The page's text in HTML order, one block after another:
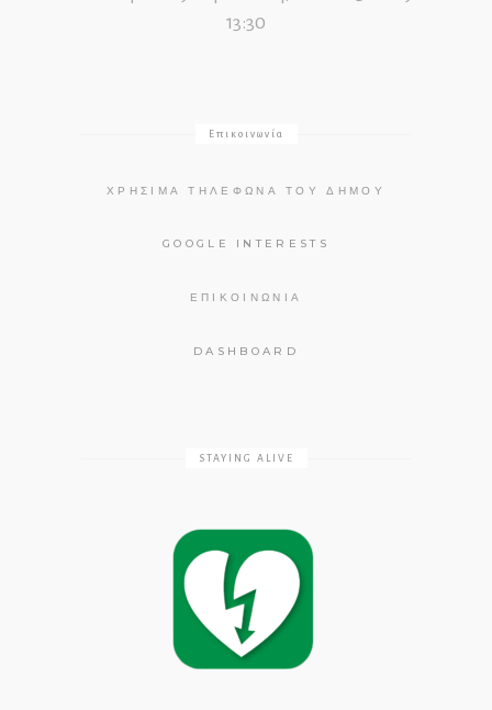
13:30
Επικοινωνία
ΧΡΉΣΙΜΑ ΤΗΛΈΦΩΝΑ ΤΟΥ ΔΉΜΟΥ
GOOGLE INTERESTS
ΕΠΙΚΟΙΝΩΝΊΑ
DASHBOARD
STAYING ALIVE